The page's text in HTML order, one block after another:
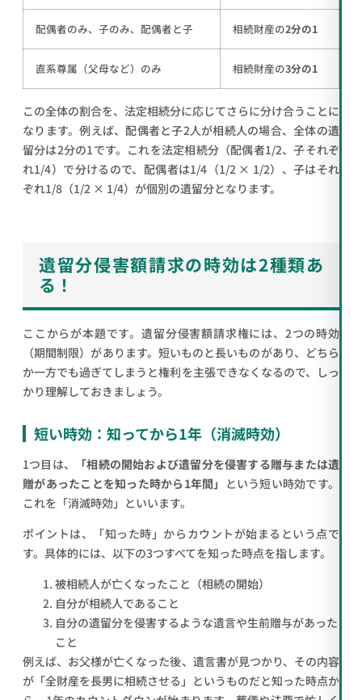
配偶者のみ、子のみ、配偶者と子 相続財産の2分の1
直系尊属（父母など）のみ 相続財産の3分の1
この全体の割合を、法定相続分に応じてさらに分け合うことに
なります。例えば、配偶者と子2人が相続人の場合、全体の遺
留分は2分の1です。これを法定相続分（配偶者1/2、子それぞ
れ1/4）で分けるので、配偶者は1/4（1/2 × 1/2）、子はそれ
ぞれ1/8（1/2 × 1/4）が個別の遺留分となります。
遺留分侵害額請求の時効は2種類あ
る！
ここからが本題です。遺留分侵害額請求権には、2つの時効
（期間制限）があります。短いものと長いものがあり、どちら
か一方でも過ぎてしまうと権利を主張できなくなるので、しっ
かり理解しておきましょう。
短い時効：知ってから1年（消滅時効）
1つ目は、
「相続の開始および遺留分を侵害する贈与または遺
贈があったことを知った時から1年間」 という短い時効です。
これを「消滅時効」といいます。
ポイントは、「知った時」からカウントが始まるという点で
す。具体的には、以下の3つすべてを知った時点を指します。
被相続人が亡くなったこと（相続の開始）
自分が相続人であること
自分の遺留分を侵害するような遺言や生前贈与があった
こと
例えば、お父様が亡くなった後、遺言書が見つかり、その内容
が「全財産を長男に相続させる」というものだと知った時点か